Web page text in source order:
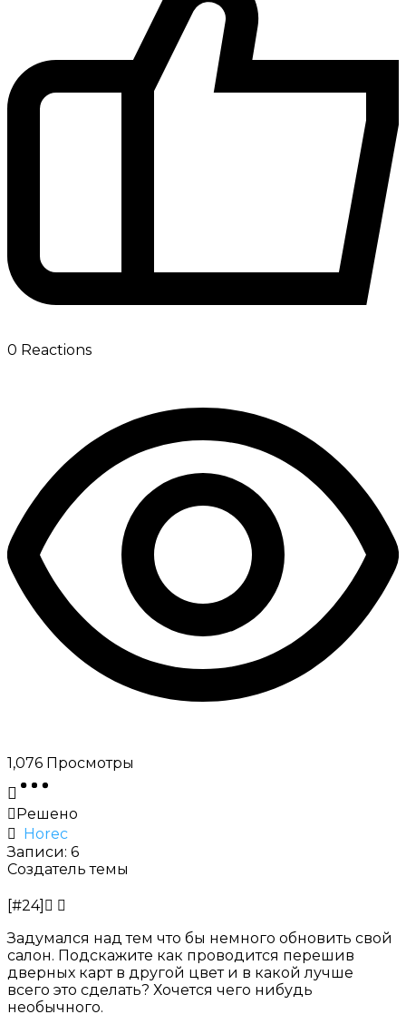
0 Reactions
1,076 Просмотры
Решено
Horec
Записи: 6
Создатель темы
[#24]
Задумался над тем что бы немного обновить свой
салон. Подскажите как проводится перешив
дверных картв другой цвет и в какой лучше
всего это сделать? Хочется чего нибудь
необычного.